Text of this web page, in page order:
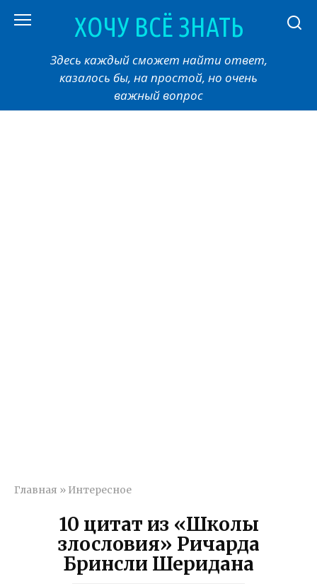
ХОЧУ ВСЁ ЗНАТЬ
Здесь каждый сможет найти ответ,
казалось бы, на простой, но очень
важный вопрос
Главная » Интересное
10 цитат из «Школы
злословия» Ричарда
Бринсли Шеридана